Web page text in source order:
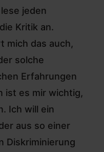
jeden
Kritik an.
mich das auch,
solche
Erfahrungen
ist es mir wichtig,
Ich will ein
aus so einer
Diskriminierung